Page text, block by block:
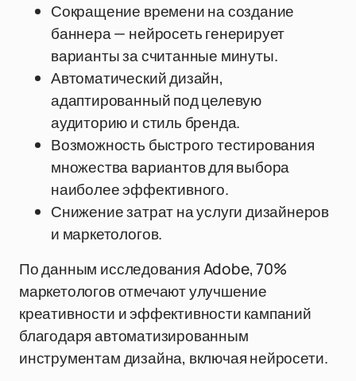
Сокращение времени на создание
баннера — нейросеть генерирует
варианты за считанные минуты.
Автоматический дизайн,
адаптированный под целевую
аудиторию и стиль бренда.
Возможность быстрого тестирования
множества вариантов для выбора
наиболее эффективного.
Снижение затрат на услуги дизайнеров
и маркетологов.
По данным исследования Adobe, 70%
маркетологов отмечают улучшение
креативности и эффективности кампаний
благодаря автоматизированным
инструментам дизайна, включая нейросети.